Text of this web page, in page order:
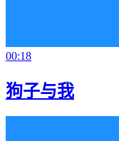
00:18
狗子与我